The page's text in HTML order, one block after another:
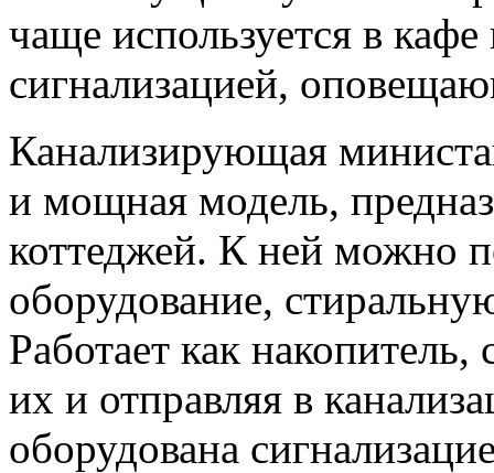
чаще используется в
сигнализацией,
Канализирующая
и мощная модель,
коттеджей. К ней можно
оборудование,
Работает как
их и отправляя в
оборудована